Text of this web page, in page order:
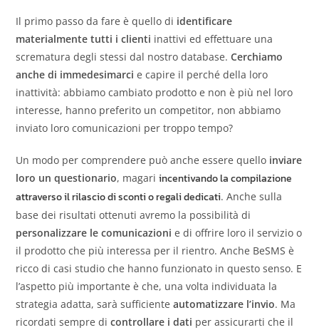
Il primo passo da fare è quello di identificare
materialmente tutti i clienti inattivi ed effettuare una
scrematura degli stessi dal nostro database.Cerchiamo
anche di immedesimarci e capire il perché della loro
inattività: abbiamo cambiato prodotto e non è più nel loro
interesse, hanno preferito un competitor, non abbiamo
inviato loro comunicazioni per troppo tempo?
Un modo per comprendere può anche essere quello inviare
loro un questionario, magariincentivando la compilazione
attraverso il rilascio di sconti o regali dedicati. Anche sulla
base dei risultati ottenuti avremo la possibilità di
personalizzare le comunicazioni e di offrire loro il servizio o
il prodotto che più interessa per il rientro. Anche BeSMS è
ricco di casi studio che hanno funzionato in questo senso. E
l’aspetto più importante è che, una volta individuata la
strategia adatta, sarà sufficienteautomatizzare l’invio. Ma
ricordati sempre dicontrollare i dati per assicurarti che il